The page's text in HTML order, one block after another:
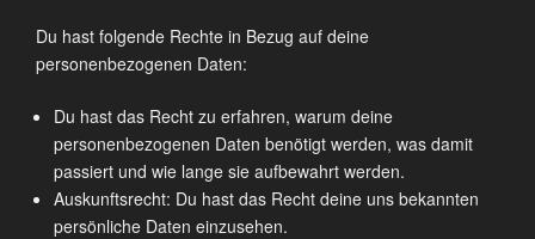
Du hast folgende Rechte in Bezug auf deine
personenbezogenen Daten:
Du hast das Recht zu erfahren, warum deine
personenbezogenen Daten benötigt werden, was damit
passiert und wie lange sie aufbewahrt werden.
Auskunftsrecht: Du hast das Recht deine uns bekannten
persönliche Daten einzusehen.